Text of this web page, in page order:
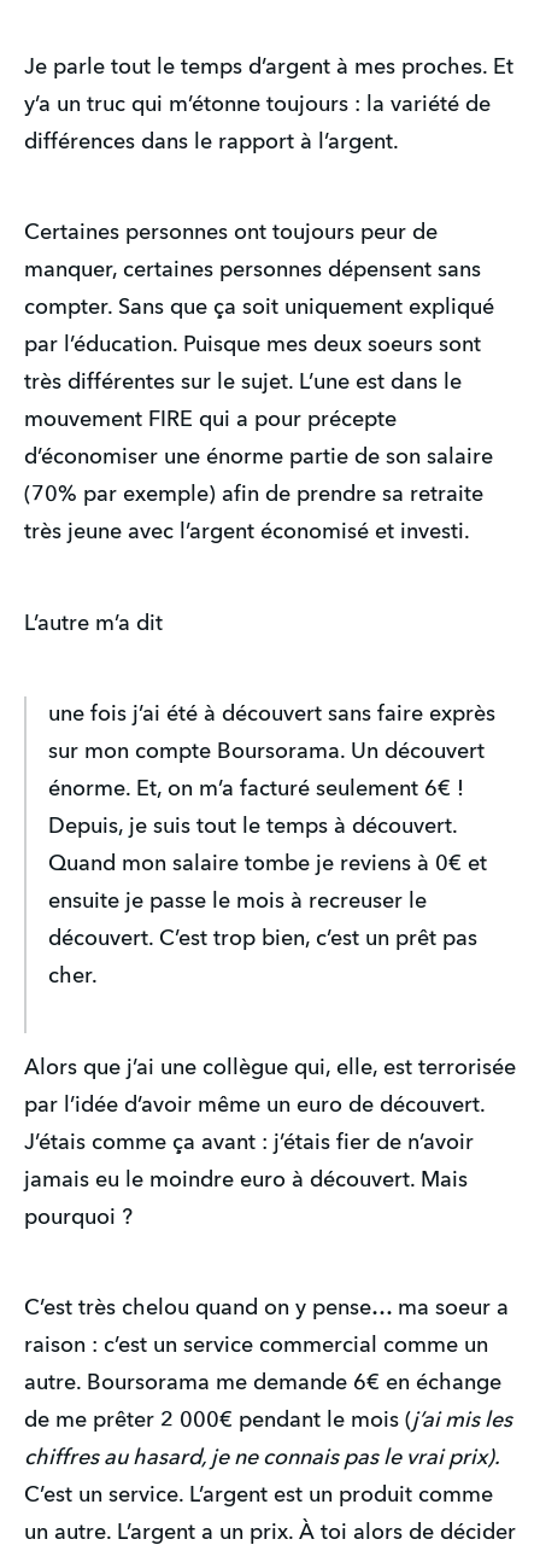
Je parle tout le temps d’argent à mes proches. Et
y’a un truc qui m’étonne toujours : la variété de
différences dans le rapport à l’argent.
Certaines personnes ont toujours peur de
manquer, certaines personnes dépensent sans
compter. Sans que ça soit uniquement expliqué
par l’éducation. Puisque mes deux soeurs sont
très différentes sur le sujet. L’une est dans le
mouvement FIRE qui a pour précepte
d’économiser une énorme partie de son salaire
(70% par exemple) afin de prendre sa retraite
très jeune avec l’argent économisé et investi.
L’autre m’a dit
une fois j’ai été à découvert sans faire exprès
sur mon compte Boursorama. Un découvert
énorme. Et, on m’a facturé seulement 6€ !
Depuis, je suis tout le temps à découvert.
Quand mon salaire tombe je reviens à 0€ et
ensuite je passe le mois à recreuser le
découvert. C’est trop bien, c’est un prêt pas
cher.
Alors que j’ai une collègue qui, elle, est terrorisée
par l’idée d’avoir même un euro de découvert.
J’étais comme ça avant : j’étais fier de n’avoir
jamais eu le moindre euro à découvert. Mais
pourquoi ?
C’est très chelou quand on y pense… ma soeur a
raison : c’est un service commercial comme un
autre. Boursorama me demande 6€ en échange
de me prêter 2 000€ pendant le mois (j’ai mis les
chiffres au hasard, je ne connais pas le vrai prix).
C’est un service. L’argent est un produit comme
un autre. L’argent a un prix. À toi alors de décider